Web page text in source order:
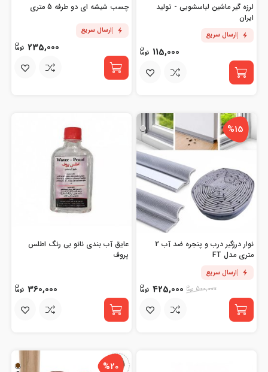
لرزه گیر ماشین لباسشویی - تولید
ایران
ارسال سریع
115,000
چسب شیشه ای دو طرفه 5 متری
ارسال سریع
235,000
%15
نوار درزگیر درب و پنجره ضد آب 2
متری مدل FT
ارسال سریع
500,000
425,000
عایق آب بندی نانو بی رنگ اطلس
پروف
360,000
%20